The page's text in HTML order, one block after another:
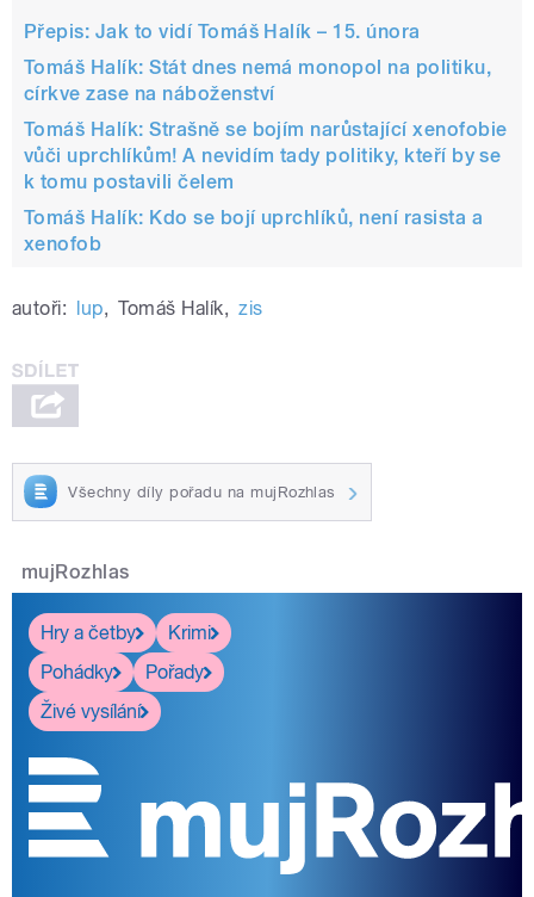
Přepis: Jak to vidí Tomáš Halík – 15. února
Tomáš Halík: Stát dnes nemá monopol na politiku,
církve zase na náboženství
Tomáš Halík: Strašně se bojím narůstající xenofobie
vůči uprchlíkům! A nevidím tady politiky, kteří by se
k tomu postavili čelem
Tomáš Halík: Kdo se bojí uprchlíků, není rasista a
xenofob
autoři: lup, Tomáš Halík, zis
Všechny díly pořadu na mujRozhlas
mujRozhlas
Hry a četby
Krimi
Pohádky
Pořady
Živé vysílání